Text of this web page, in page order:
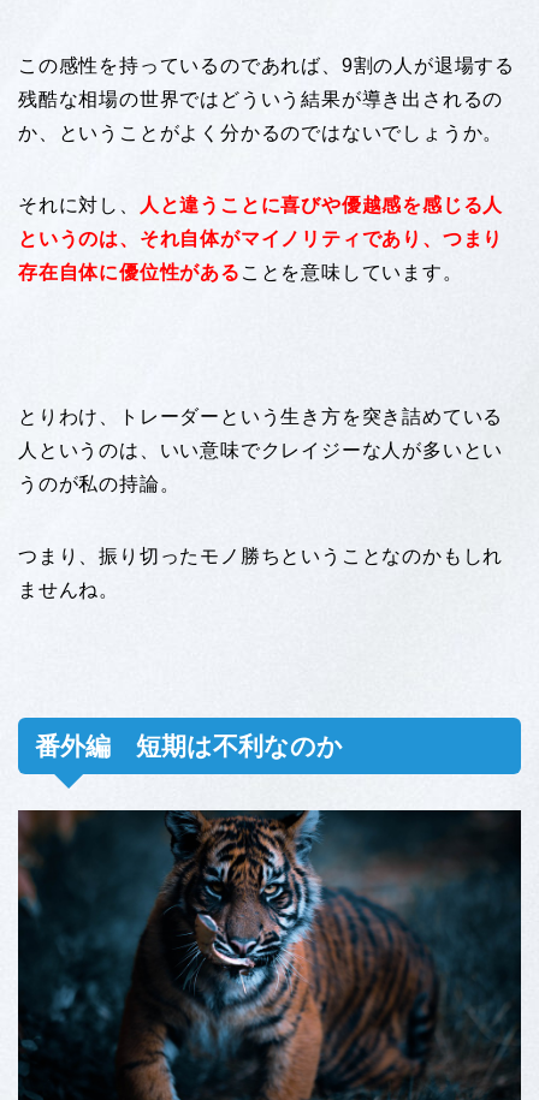
この感性を持っているのであれば、9割の人が退場する
残酷な相場の世界ではどういう結果が導き出されるの
か、ということがよく分かるのではないでしょうか。
それに対し、
人と違うことに喜びや優越感を感じる人
というのは、それ自体がマイノリティであり、つまり
存在自体に優位性がある ことを意味しています。
とりわけ、トレーダーという生き方を突き詰めている
人というのは、いい意味でクレイジーな人が多いとい
うのが私の持論。
つまり、振り切ったモノ勝ちということなのかもしれ
ませんね。
番外編 短期は不利なのか